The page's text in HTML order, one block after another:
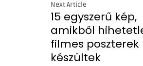
Next Article
15 egyszerű kép,
amikből
filmes poszterek
készültek